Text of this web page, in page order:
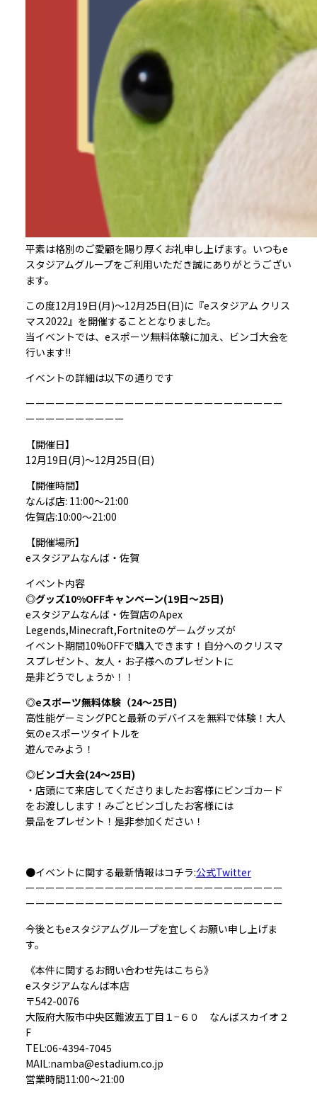
平素は格別のご愛顧を賜り厚くお礼申し上げます。いつもe
スタジアムグループをご利用いただき誠にありがとうござい
ます。
この度12月19日(月)～12月25日(日)に『eスタジアム クリス
マス2022』を開催することとなりました。
当イベントでは、eスポーツ無料体験に加え、ビンゴ大会を
行います‼︎
イベントの詳細は以下の通りです
ーーーーーーーーーーーーーーーーーーーーーーーーーー
ーーーーーーーーーー
【開催日】
12月19日(月)〜12月25日(日)
【開催時間】
なんば店: 11:00〜21:00
佐賀店:10:00～21:00
【開催場所】
eスタジアムなんば・佐賀
イベント内容
◎グッズ10%OFFキャンペーン(19日～25日)
eスタジアムなんば・佐賀店のApex
Legends,Minecraft,Fortniteのゲームグッズが
イベント期間10%OFFで購入できます！自分へのクリスマ
スプレゼント、友人・お子様へのプレゼントに
是非どうでしょうか！！
◎eスポーツ無料体験（24～25日)
高性能ゲーミングPCと最新のデバイスを無料で体験！大人
気のeスポーツタイトルを
遊んでみよう！
◎ビンゴ大会(24～25日)
・店頭にて来店してくださりましたお客様にビンゴカード
をお渡しします！みごとビンゴしたお客様には
景品をプレゼント！是非参加ください！
●イベントに関する最新情報はコチラ:公式Twitter
ーーーーーーーーーーーーーーーーーーーーーーーーーー
ーーーーーーーーーーーーーーーーーーーーーーーーーー
今後ともeスタジアムグループを宜しくお願い申し上げま
す。
《本件に関するお問い合わせ先はこちら》
eスタジアムなんば本店
〒542-0076
大阪府大阪市中央区難波五丁目１−６０ なんばスカイオ２
F
TEL:06-4394-7045
MAIL:namba@estadium.co.jp
営業時間11:00〜21:00